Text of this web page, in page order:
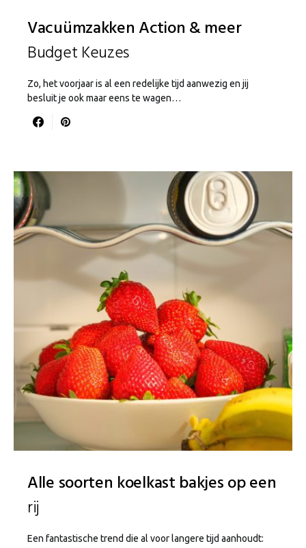
Vacuümzakken Action & meer
Budget Keuzes
Zo, het voorjaar is al een redelijke tijd aanwezig en jij
besluit je ook maar eens te wagen…
Alle soorten koelkast bakjes op een
rij
Een fantastische trend die al voor langere tijd aanhoudt: